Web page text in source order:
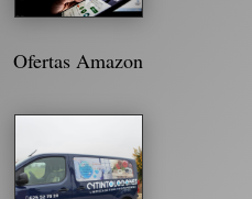
Ofertas Amazon